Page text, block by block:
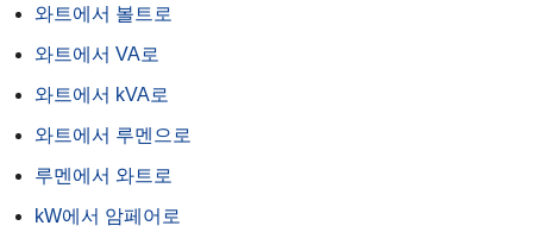
와트에서 볼트로
와트에서 VA로
와트에서 kVA로
와트에서 루멘으로
루멘에서 와트로
kW에서 암페어로